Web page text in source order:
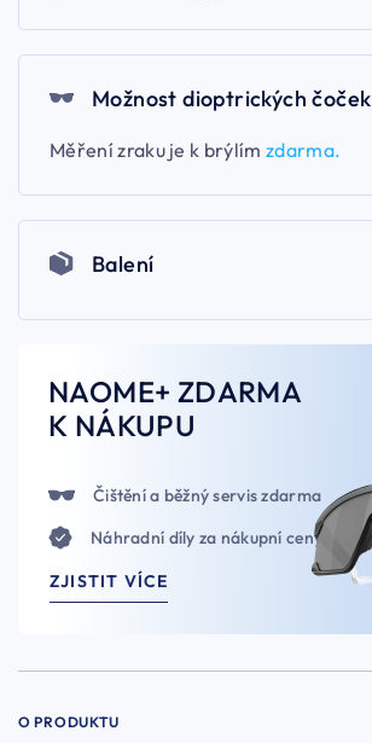
Možnost dioptrických čoček
Měření zraku je k brýlím zdarma.
Balení
NAOME+ ZDARMA
K NÁKUPU
Čištění a běžný servis zdarma
Náhradní díly za nákupní ceny
ZJISTIT VÍCE
O PRODUKTU